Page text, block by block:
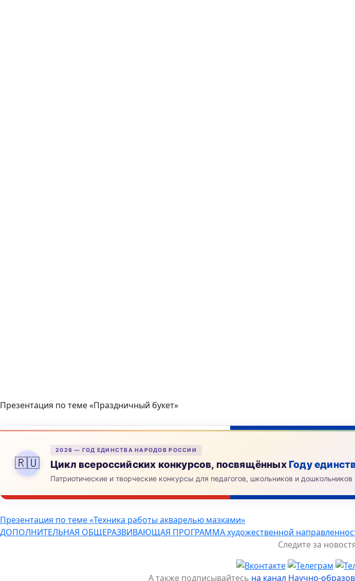
Презентация по теме «Праздничный букет»
🇷🇺
2026 — ГОД ЕДИНСТВА НАРОДОВ РОССИИ
Цикл всероссийских конкурсов, посвящённых Году
Патриотические и творческие конкурсы для педагогов, школьников и дошкольников
Навигация
по
Презентация по теме «Техника работы акварелью мазками»
ДОПОЛНИТЕЛЬНАЯ ОБЩЕРАЗВИВАЮЩАЯ ПРОГРАММА художественной
Следите за
А также подписывайтесь на канал Научно-